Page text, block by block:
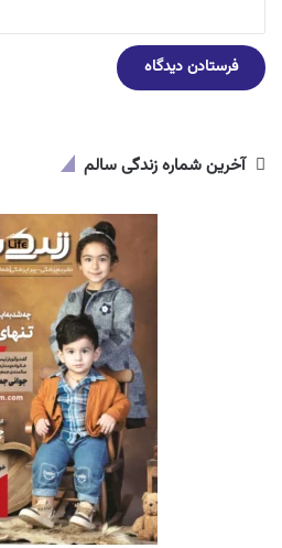
آخرین شماره زندگی سالم